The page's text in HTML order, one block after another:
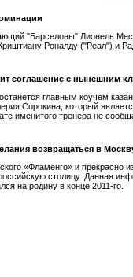
"Барселоны" Лионель
Роналду ("Реал") и
соглашение с нынешним
главным коучем
Сорокина, который
именитого тренера не
возвращаться в
«Фламенго» и прекрасно
столицу. Данная
на родину в конце 2011-го.